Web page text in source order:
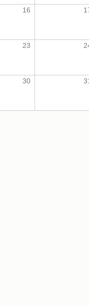
16
23
30